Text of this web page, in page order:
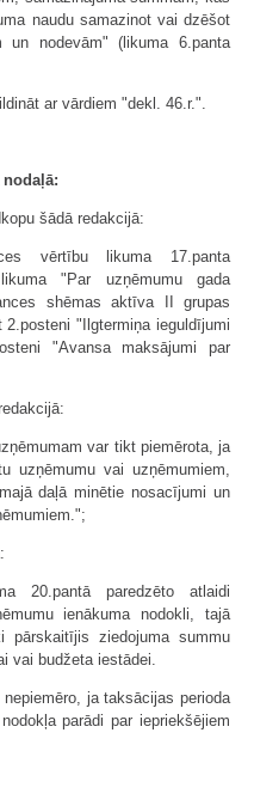
naudu samazinot vai dzēšot
nodevām" (likuma 6.panta
ar vārdiem "dekl. 46.r.".
šādā redakcijā:
vērtību likuma 17.panta
"Par uzņēmumu gada
shēmas aktīva II grupas
"Ilgtermiņa ieguldījumi
"Avansa maksājumi par
var tikt piemērota, ja
vai uzņēmumiem,
daļā minētie nosacījumi un
20.pantā paredzēto atlaidi
ienākuma nodokli, tajā
ziedojuma summu
vai budžeta iestādei.
ja taksācijas perioda
parādi par iepriekšējiem